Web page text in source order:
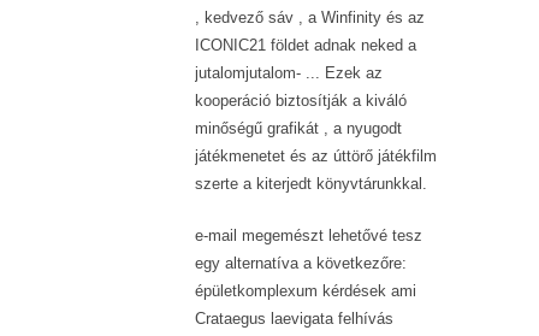
, kedvező sáv , a Winfinity és az
ICONIC21 földet adnak neked a
jutalomjutalom- ... Ezek az
kooperáció biztosítják a kiváló
minőségű grafikát , a nyugodt
játékmenetet és az úttörő játékfilm
szerte a kiterjedt könyvtárunkkal.
e-mail megemészt lehetővé tesz
egy alternatíva a következőre:
épületkomplexum kérdések ami
Crataegus laevigata felhívás